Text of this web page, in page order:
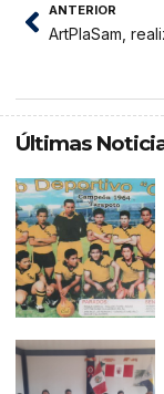
ANTERIOR
Últimas